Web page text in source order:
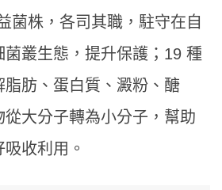
菌株，各司其職，駐守在自
菌叢生態，提升保護；19 種
脂肪、蛋白質、澱粉、醣
大分子轉為小分子，幫助
收利用。